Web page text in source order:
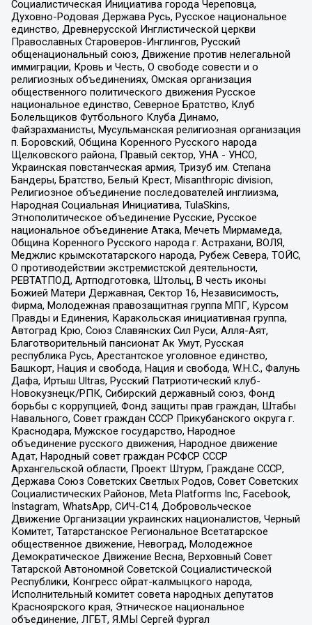
Социалистическая Инициатива города Череповца,
Духовно-Родовая Держава Русь, Русское национальное
единство, Древнерусской Инглистической церкви
Православных Староверов-Инглингов, Русский
общенациональный союз, Движение против нелегальной
иммиграции, Кровь и Честь, О свободе совести и о
религиозных объединениях, Омская организация
общественного политического движения Русское
национальное единство, Северное Братство, Клуб
Болельщиков Футбольного Клуба Динамо,
Файзрахманисты, Мусульманская религиозная организация
п. Боровский, Община Коренного Русского народа
Щелковского района, Правый сектор, УНА - УНСО,
Украинская повстанческая армия, Тризуб им. Степана
Бандеры, Братство, Белый Крест, Misanthropic division,
Религиозное объединение последователей инглиизма,
Народная Социальная Инициатива, TulaSkins,
Этнополитическое объединение Русские, Русское
национальное объединение Атака, Мечеть Мирмамеда,
Община Коренного Русского народа г. Астрахани, ВОЛЯ,
Меджлис крымскотатарского народа, Рубеж Севера, ТОЙС,
О противодействии экстремистской деятельности,
РЕВТАТПОД, Артподготовка, Штольц, В честь иконы
Божией Матери Державная, Сектор 16, Независимость,
Фирма, Молодежная правозащитная группа МПГ, Курсом
Правды и Единения, Каракольская инициативная группа,
Автоград Крю, Союз Славянских Сил Руси, Алля-Аят,
Благотворительный пансионат Ак Умут, Русская
республика Русь, Арестантское уголовное единство,
Башкорт, Нация и свобода, Нация и свобода, W.H.С., Фалунь
Дафа, Иртыш Ultras, Русский Патриотический клуб-
Новокузнецк/РПК, Сибирский державный союз, Фонд
борьбы с коррупцией, Фонд защиты прав граждан, Штабы
Навального, Совет граждан СССР Прикубанского округа г.
Краснодара, Мужское государство, Народное
объединение русского движения, Народное движение
Адат, Народный совет граждан РСФСР СССР
Архангельской области, Проект Штурм, Граждане СССР,
Держава Союз Советских Светлых Родов, Совет Советских
Социалистических Районов, Meta Platforms Inc, Facebook,
Instagram, WhatsApp, СИЧ-С14, Добровольческое
Движение Организации украинских националистов, Черный
Комитет, Татарстанское Региональное Всетатарское
общественное движение, Невоград, Молодежное
Демократическое Движение Весна, Верховный Совет
Татарской Автономной Советской Социалистической
Республики, Конгресс ойрат-калмыцкого народа,
Исполнительный комитет совета народных депутатов
Красноярского края, Этническое национальное
объединение, ЛГБТ, Я.МЫ Сергей Фургал